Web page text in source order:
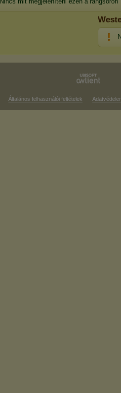
Általános felhasználói feltételek